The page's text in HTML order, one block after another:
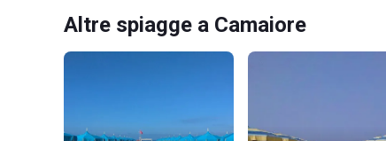
Altre spiagge a Camaiore